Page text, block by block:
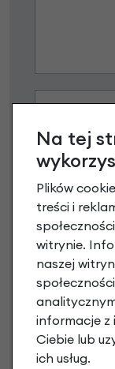
3
Na tej
Plików
treści i
witrynie.
naszej
informacje z
Ciebie lub
ich usług.